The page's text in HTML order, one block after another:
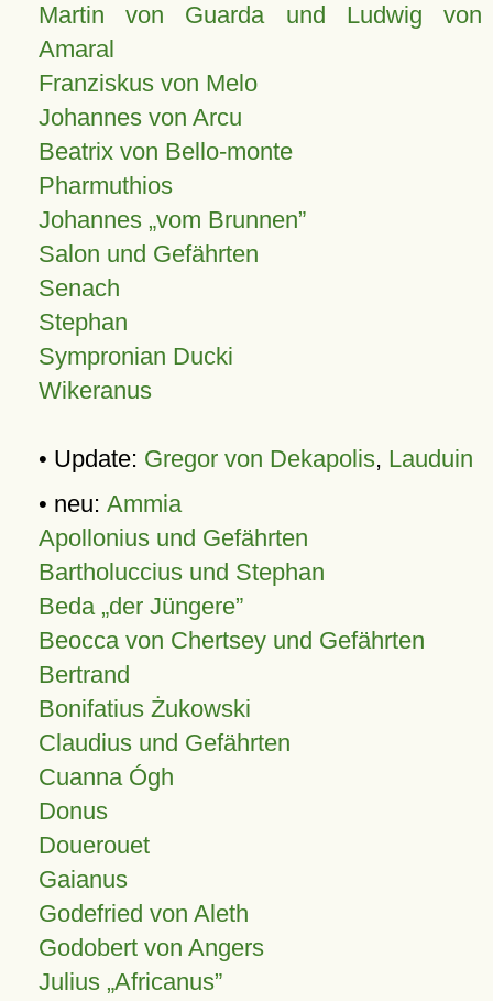
Martin von Guarda und Ludwig von
Amaral
Franziskus von Melo
Johannes von Arcu
Beatrix von Bello-monte
Pharmuthios
Johannes vom Brunnen
Salon und Gefährten
Senach
Stephan
Sympronian Ducki
Wikeranus
• Update: Gregor von Dekapolis, Lauduin
• neu: Ammia
Apollonius und Gefährten
Bartholuccius und Stephan
Beda „der Jüngere”
Beocca von Chertsey und Gefährten
Bertrand
Bonifatius Żukowski
Claudius und Gefährten
Cuanna Ógh
Donus
Douerouet
Gaianus
Godefried von Aleth
Godobert von Angers
Julius Africanus